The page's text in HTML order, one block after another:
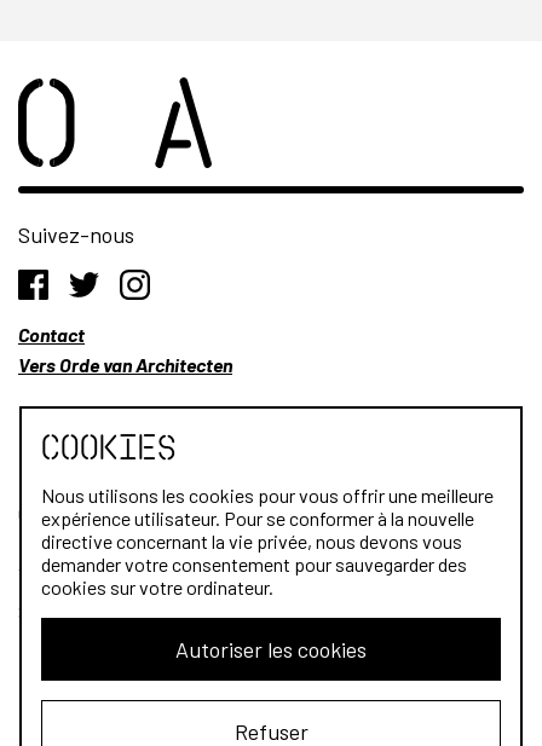
Suivez-nous
Contact
Vers Orde van Architecten
Qui sommes-nous?
Architectes
Stagiaires
Cookies
Nous utilisons les cookies pour vous offrir une meilleure
expérience utilisateur. Pour se conformer à la nouvelle
directive concernant la vie privée, nous devons vous
demander votre consentement pour sauvegarder des
cookies sur votre ordinateur.
Autoriser les cookies
Refuser